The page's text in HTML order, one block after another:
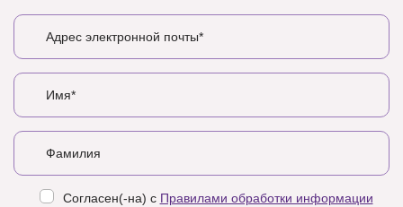
Согласен(-на) с Правилами обработки информации